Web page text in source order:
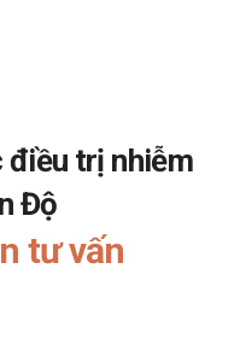
điều trị nhiễm
Độ
tư vấn